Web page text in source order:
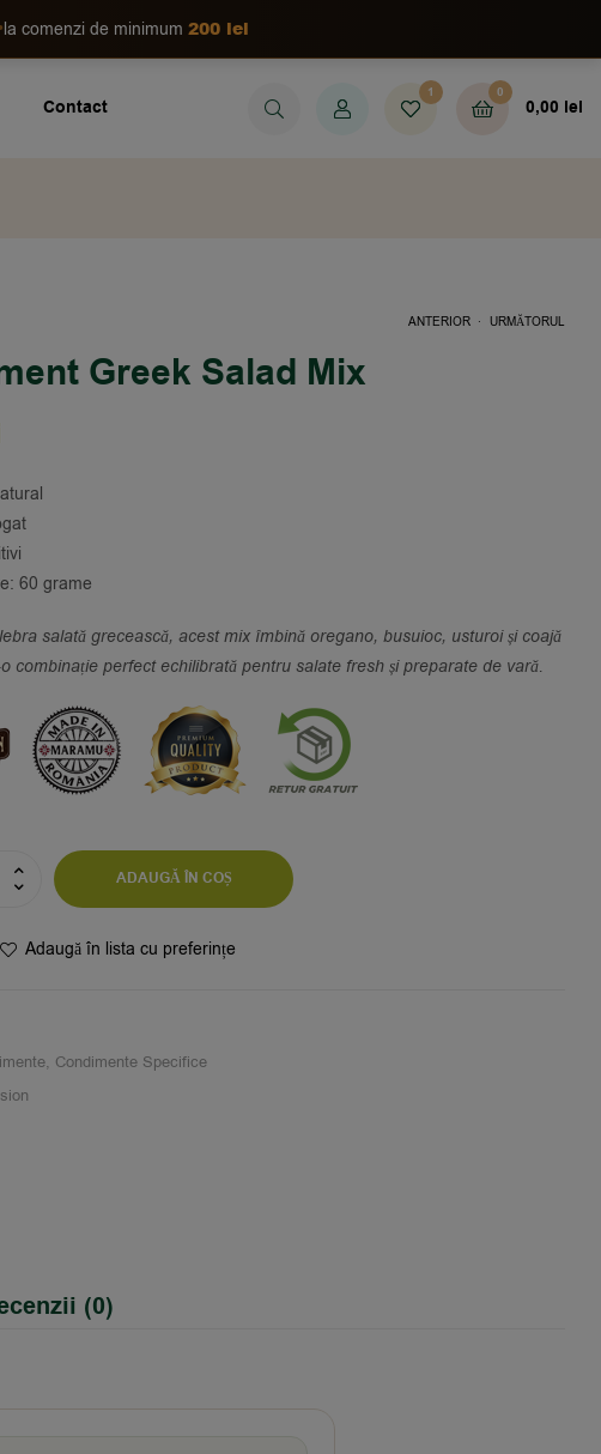
•la comenzi de minimum 200 lei
Contact
1 0
0,00 lei
ANTERIOR . URMĂTORUL
Greek Salad Mix
60 grame
salată grecească, acest mix îmbină oregano, busuioc, usturoi și coajă
combinație perfect echilibrată pentru salate fresh și preparate de vară.
ADAUGĂ ÎN COȘ
Adaugă în lista cu preferințe
, Condimente Specifice
(0)